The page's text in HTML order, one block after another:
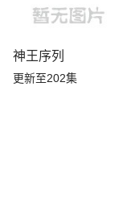
神王序列
更新至202集